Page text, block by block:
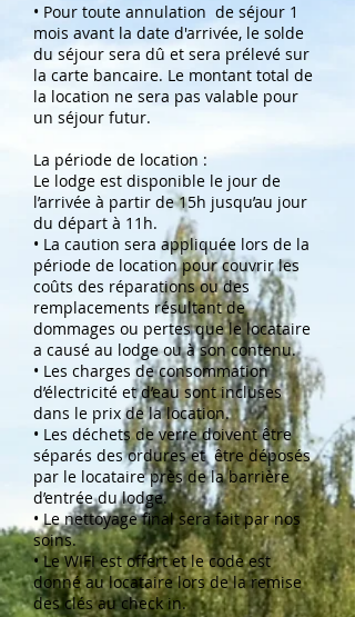
• Pour toute annulation de séjour 1
mois avant la date d'arrivée, le solde
du séjour sera dû et sera prélevé sur
la carte bancaire. Le montant total de
la location ne sera pas valable pour
un séjour futur.
La période de location :
Le lodge est disponible le jour de
l’arrivée à partir de 15h jusqu’au jour
du départ à 11h.
• La caution sera appliquée lors de la
période de location pour couvrir les
coûts des réparations ou des
remplacements résultant de
dommages ou pertes que le locataire
a causé au lodge ou à son contenu.
• Les charges de consommation
d’électricité et d’eau sont incluses
dans le prix de la location.
• Les déchets de verre doivent être
séparés des ordures et être déposés
par le locataire près de la barrière
d’entrée du lodge.
• Le nettoyage final sera fait par nos
soins.
• Le WIFI est offert et le code est
donné au locataire lors de la remise
des clés au check in.